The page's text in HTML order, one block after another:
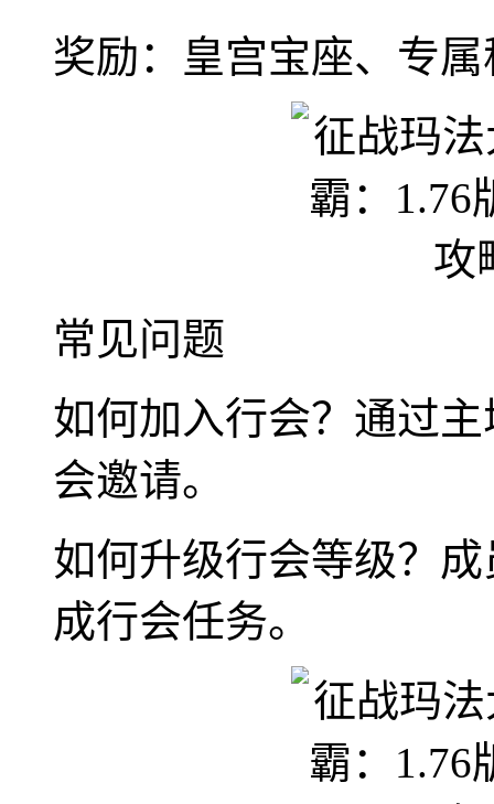
奖励：皇宫宝座、专
常见问题
如何加入行会？通过
会邀请。
如何升级行会等级？
成行会任务。